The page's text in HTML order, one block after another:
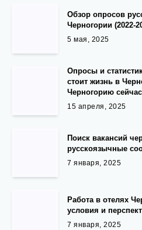
Обзор опросов
Черногории (2022-
5 мая, 2025
Опросы и
стоит жизнь в
Черногорию сейчас
15 апреля, 2025
Поиск вакансий
русскоязычные
7 января, 2025
Работа в отелях
условия и
7 января, 2025